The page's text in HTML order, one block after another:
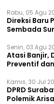
Rabu, 05 Agu
Direksi Baru
Sembada
Senin, 03 Agu
Atasi Banjir,
Preventif
Kamis, 30 Jul
DPRD
Polemik